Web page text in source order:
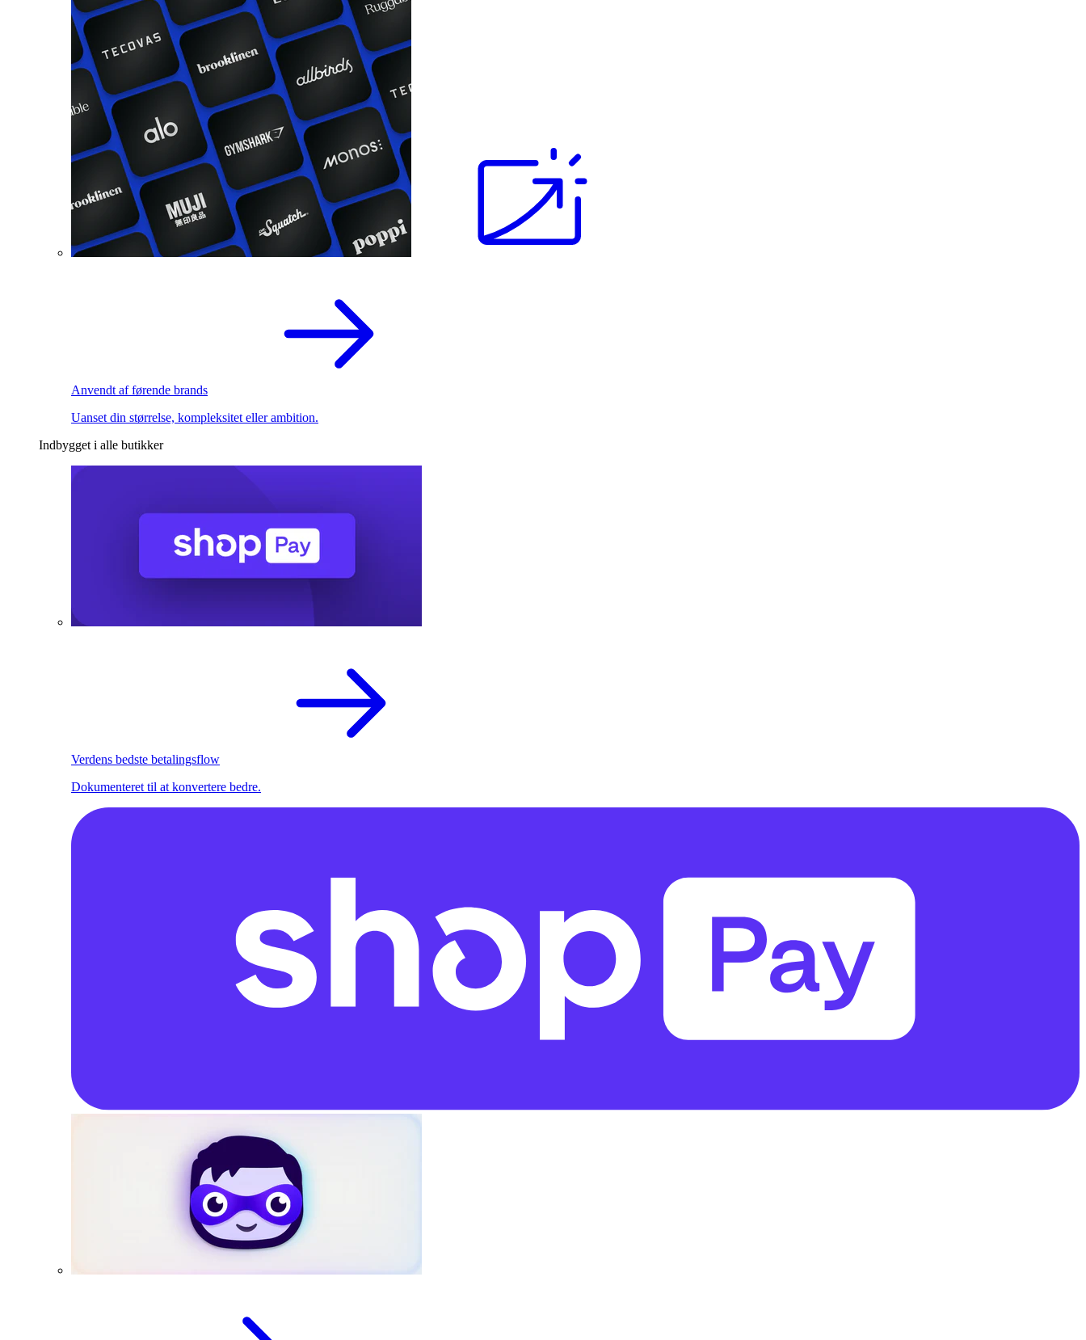
Anvendt af førende brands
Uanset din størrelse, kompleksitet eller ambition.
Indbygget i alle butikker
Verdens bedste betalingsflow
Dokumenteret til at konvertere bedre.